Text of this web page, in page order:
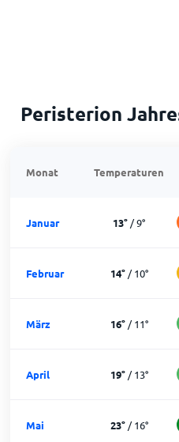
Peristerion
Monat Temperaturen
Januar 13° /9°
Februar 14°/10°
März 16°/11°
April 19°/13°
Mai 23°/16°